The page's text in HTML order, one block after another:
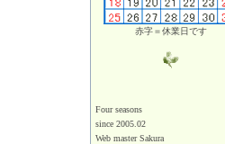
赤字＝休業日です
Four seasons
since 2005.02
Web master Sakura